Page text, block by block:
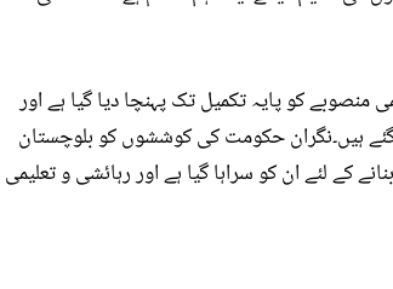
کو پایہ تکمیل تک پہنچا دیا گیا ہے اور
کھول دیئے گئے ہیں۔نگران حکومت کی کوششوں کو بلوچستان
لئے ان کو سراہا گیا ہے اور رہائشی و تعلیمی